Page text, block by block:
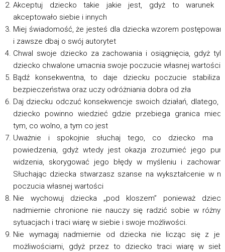
Akceptuj dziecko takie jakie jest, gdyż to warunek
akceptowało siebie i innych
Miej świadomość, że jesteś dla dziecka wzorem
i zawsze dbaj o swój autorytet
Chwal swoje dziecko za zachowania i osiągnięcia, gdyż
dziecko chwalone umacnia swoje poczucie własnej wartości
Bądź konsekwentna, to daje dziecku poczucie
bezpieczeństwa oraz uczy odróżniania dobra od zła
Daj dziecku odczuć konsekwencje swoich działań, dlatego,
dziecko powinno wiedzieć gdzie przebiega granica
tym, co wolno, a tym co jest
Uważnie i spokojnie słuchaj tego, co dziecko ma
powiedzenia, gdyż wtedy jest okazja zrozumieć jego
widzenia, skorygować jego błędy w myśleniu i
Słuchając dziecka stwarzasz szanse na wykształcenie w
poczucia własnej wartości
Nie wychowuj dziecka „pod kloszem” ponieważ
nadmiernie chronione nie nauczy się radzić sobie w
sytuacjach i traci wiarę w siebie i swoje możliwości.
Nie wymagaj nadmiernie od dziecka nie licząc się z
możliwościami, gdyż przez to dziecko traci wiarę w